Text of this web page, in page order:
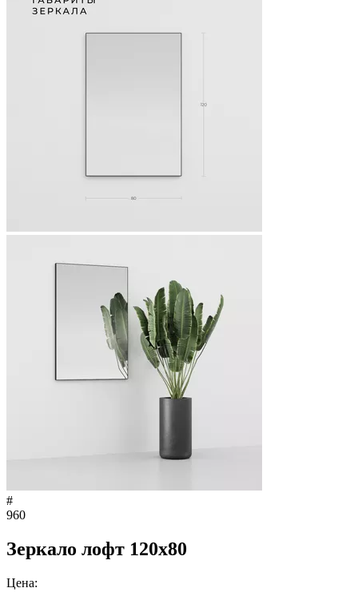
#
960
Зеркало лофт 120x80
Цена: